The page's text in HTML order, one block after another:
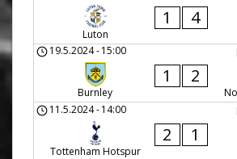
Luton
1 4
19.5.2024-15:00
Burnley
1 2
11.5.2024-14:00
Tottenham Hotspur
2 1